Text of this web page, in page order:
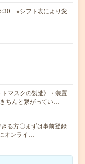
※シフト表により変
トマスクの製造》・装置
ちんと繋がってい…
る方〇まずは事前登録
オンライ…